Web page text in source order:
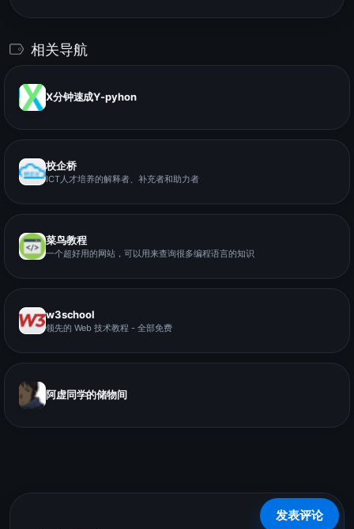
相关导航
X分钟速成Y-pyhon
校企桥
ICT人才培养的解释者、补充者和助力者
菜鸟教程
一个超好用的网站，可以用来查询很多编程语言的知识
w3school
领先的 Web 技术教程 - 全部免费
阿虚同学的储物间